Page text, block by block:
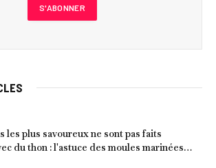
plus savoureux ne sont pas faits
du thon : l'astuce des moules marinées
beaucoup plus juteux